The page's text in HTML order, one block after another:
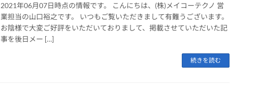
2021年06月07日時点の情報です。 こんにちは、(株)メイコーテクノ 営
業担当の山口裕之です。 いつもご覧いただきまして有難うございます。
お陰様で大変ご好評をいただいておりまして、掲載させていただいた記
事を後日メー […]
続きを読む